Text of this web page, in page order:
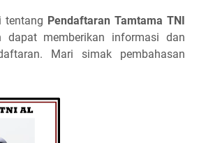
tentang Pendaftaran Tamtama TNI
memberikan informasi dan
Mari simak pembahasan